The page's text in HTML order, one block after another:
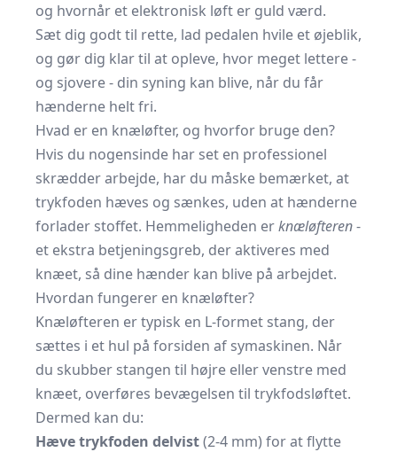
og hvornår et elektronisk løft er guld værd.
Sæt dig godt til rette, lad pedalen hvile et øjeblik,
og gør dig klar til at opleve, hvor meget lettere -
og sjovere - din syning kan blive, når du får
hænderne helt fri.
Hvad er en knæløfter, og hvorfor bruge den?
Hvis du nogensinde har set en professionel
skrædder arbejde, har du måske bemærket, at
trykfoden hæves og sænkes, uden at hænderne
forlader stoffet. Hemmeligheden erknæløfteren-
et ekstra betjeningsgreb, der aktiveres med
knæet, så dine hænder kan blive på arbejdet.
Hvordan fungerer en knæløfter?
Knæløfteren er typisk en L-formet stang, der
sættes i et hul på forsiden af symaskinen. Når
du skubber stangen til højre eller venstre med
knæet, overføres bevægelsen til trykfodsløftet.
Dermed kan du:
Hæve trykfoden delvist(2-4 mm) for at flytte